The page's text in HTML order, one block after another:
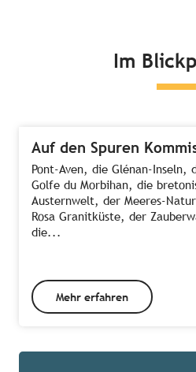
Im
Auf den Spuren
Pont-Aven, die Glénan-Inseln,
Golfe du Morbihan, die
Austernwelt, der Meeres-
Rosa Granitküste, der
die...
Mehr erfahren